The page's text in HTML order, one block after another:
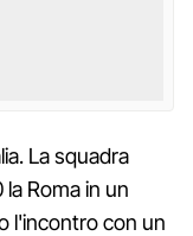
La squadra
Roma in un
l'incontro con un